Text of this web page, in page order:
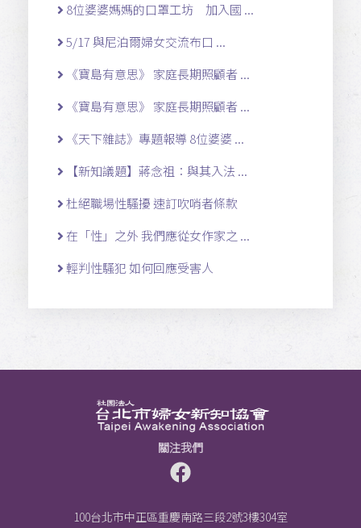
8位婆婆媽媽的口罩工坊 加入國 ...
5/17 與尼泊爾婦女交流布口 ...
《寶島有意思》 家庭長期照顧者 ...
《寶島有意思》 家庭長期照顧者 ...
《天下雜誌》專題報導 8位婆婆 ...
【新知議題】蔣念祖：與其入法 ...
杜絕職場性騷擾 速訂吹哨者條款
在「性」之外 我們應從女作家之 ...
輕判性騷犯 如何回應受害人
關注我們
100台北市中正區重慶南路三段2號3樓304室